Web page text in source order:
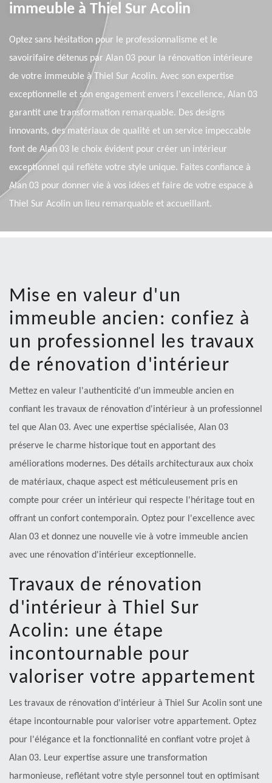
immeuble à Thiel Sur Acolin
Optez sans hésitation pour le professionnalisme et le
savoirifaire détenus par Alan 03 pour la rénovation intérieure
de votre immeuble à Thiel Sur Acolin. Avec son expertise
exceptionnelle et son engagement envers l'excellence, Alan 03
garantit une transformation remarquable. Des designs
innovants, des matériaux de qualité et un service impeccable
font de Alan 03 le choix évident pour créer un intérieur
exceptionnel qui reflète votre style unique. Faites confiance à
Alan 03 pour donner vie à vos idées et faire de votre espace à
Thiel Sur Acolin un lieu remarquable et accueillant.
Mise en valeur d'un
immeuble ancien: confiez à
un professionnel les travaux
de rénovation d'intérieur
Mettez en valeur l'authenticité d'un immeuble ancien en
confiant les travaux de rénovation d'intérieur à un professionnel
tel que Alan 03. Avec une expertise spécialisée, Alan 03
préserve le charme historique tout en apportant des
améliorations modernes. Des détails architecturaux aux choix
de matériaux, chaque aspect est méticuleusement pris en
compte pour créer un intérieur qui respecte l'héritage tout en
offrant un confort contemporain. Optez pour l'excellence avec
Alan 03 et donnez une nouvelle vie à votre immeuble ancien
avec une rénovation d'intérieur exceptionnelle.
Travaux de rénovation
d'intérieur à Thiel Sur
Acolin: une étape
incontournable pour
valoriser votre appartement
Les travaux de rénovation d'intérieur à Thiel Sur Acolin sont une
étape incontournable pour valoriser votre appartement. Optez
pour l'élégance et la fonctionnalité en confiant votre projet à
Alan 03. Leur expertise assure une transformation
harmonieuse, reflétant votre style personnel tout en optimisant